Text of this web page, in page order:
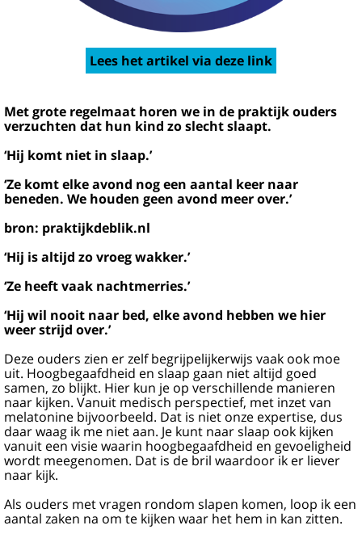
Lees het artikel via deze link
Met grote regelmaat horen we in de praktijk ouders
verzuchten dat hun kind zo slecht slaapt.
‘Hij komt niet in slaap.’
‘Ze komt elke avond nog een aantal keer naar
beneden. We houden geen avond meer over.’
bron: praktijkdeblik.nl
‘Hij is altijd zo vroeg wakker.’
‘Ze heeft vaak nachtmerries.’
‘Hij wil nooit naar bed, elke avond hebben we hier
weer strijd over.’
Deze ouders zien er zelf begrijpelijkerwijs vaak ook moe
uit. Hoogbegaafdheid en slaap gaan niet altijd goed
samen, zo blijkt. Hier kun je op verschillende manieren
naar kijken. Vanuit medisch perspectief, met inzet van
melatonine bijvoorbeeld. Dat is niet onze expertise, dus
daar waag ik me niet aan. Je kunt naar slaap ook kijken
vanuit een visie waarin hoogbegaafdheid en gevoeligheid
wordt meegenomen. Dat is de bril waardoor ik er liever
naar kijk.
Als ouders met vragen rondom slapen komen, loop ik een
aantal zaken na om te kijken waar het hem in kan zitten.